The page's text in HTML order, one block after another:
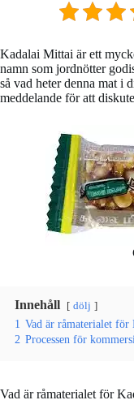
Kadalai Mittai är ett
namn som jordnötter
så vad heter denna mat i
meddelande för att
Innehåll dölj
1 Vad är råmaterialet
2 Processen för
Vad är råmaterialet för